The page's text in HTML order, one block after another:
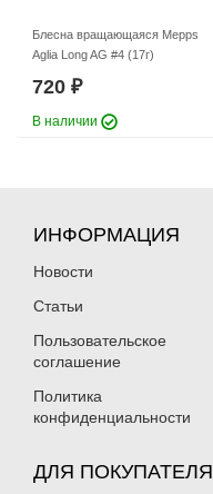
Блесна вращающаяся Mepps
Aglia Long AG #4 (17г)
720 ₽
В наличии
ИНФОРМАЦИЯ
Новости
Статьи
Пользовательское
соглашение
Политика
конфиденциальности
ДЛЯ ПОКУПАТЕЛЯ